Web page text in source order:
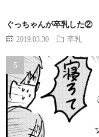
ぐっちゃんが卒乳した②
2019.03.30 卒乳